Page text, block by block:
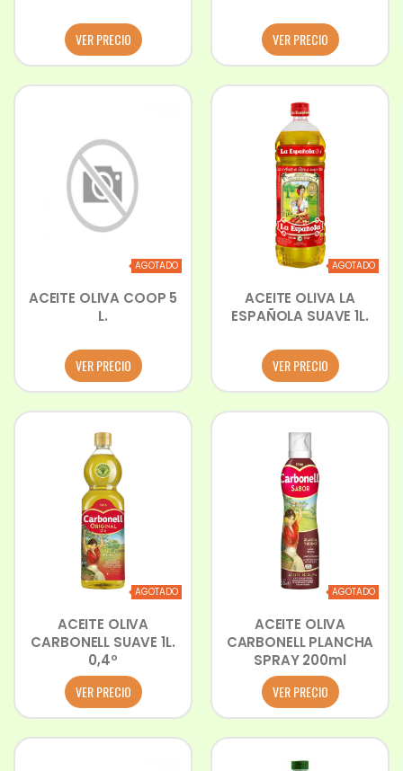
VER PRECIO VER PRECIO
AGOTADO
ACEITE OLIVA COOP 5
L.
VER PRECIO
AGOTADO
ACEITE OLIVA LA
ESPAÑOLA SUAVE 1L.
VER PRECIO
AGOTADO
ACEITE OLIVA
CARBONELL SUAVE 1L.
0,4º
VER PRECIO
AGOTADO
ACEITE OLIVA
CARBONELL PLANCHA
SPRAY 200ml
VER PRECIO